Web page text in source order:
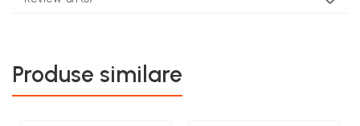
Produse similare